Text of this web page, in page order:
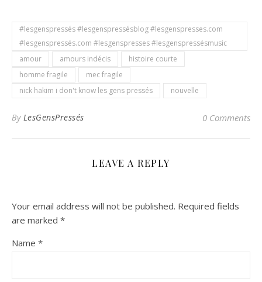
#lesgenspressés #lesgenspressésblog #lesgenspresses.com
#lesgenspressés.com #lesgenspresses #lesgenspressésmusic
amour
amours indécis
histoire courte
homme fragile
mec fragile
nick hakim i don't know les gens pressés
nouvelle
By LesGensPressés 0 Comments
LEAVE A REPLY
Your email address will not be published. Required fields
are marked *
Name *